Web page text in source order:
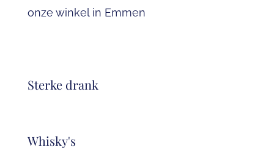
onze winkel in Emmen
Sterke drank
Whisky's